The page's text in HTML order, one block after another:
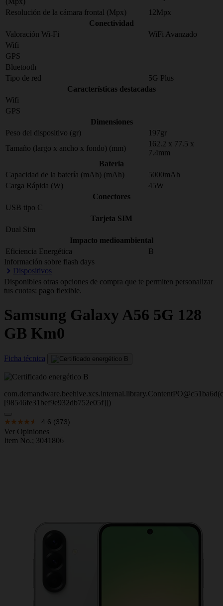
Resolución de la cámara frontal (Mpx)
12Mpx
Conectividad
Valoración Wi-Fi
WiFi Avanzado
Wifi
GPS
Bluetooth
Tipo de red
5G Plus
Características destacadas
Wifi
GPS
Dimensiones
Peso del dispositivo (gr)
197gr
Tamaño (largo x ancho x fondo) (mm)
162.2 x 77.5 x
7.4mm
Bateria
Capacidad de la batería (mAh) (mAh)
5000mAh
Carga Rápida (W)
45W
Conectores
USB tipo C
Tarjeta SIM
Dual Sim
Impacto medioambiental
Eficiencia Energética
B
Información sobre flash days
Dispositivos
Disponibles otras opciones de compra que te permiten personalizar
tus cuotas: pago flexible.
Samsung Galaxy A56 5G 128
GB Km0
Ficha técnica
[98546fe31bef9e932db752e05f]])
4.6 (373)
Ver Opiniones
Item No.; 3041806